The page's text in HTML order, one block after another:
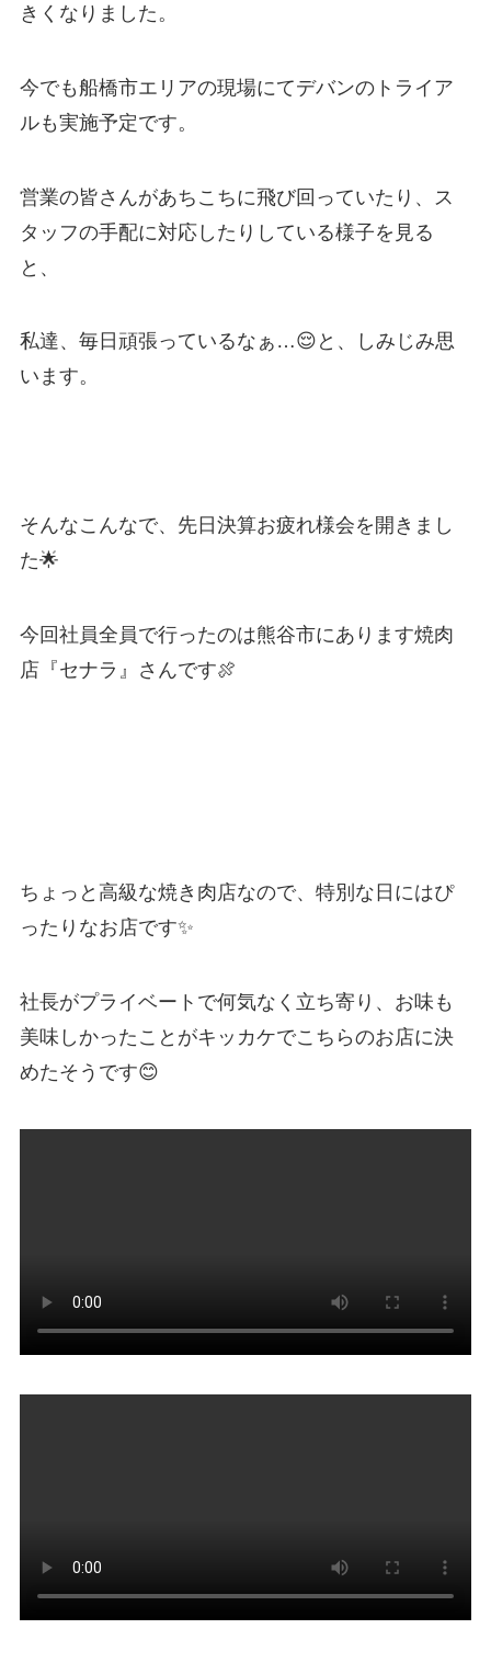
きくなりました。
今でも船橋市エリアの現場にてデバンのトライア
ルも実施予定です。
営業の皆さんがあちこちに飛び回っていたり、ス
タッフの手配に対応したりしている様子を見る
と、
私達、毎日頑張っているなぁ…😌と、しみじみ思
います。
そんなこんなで、先日決算お疲れ様会を開きまし
た🌟
今回社員全員で行ったのは熊谷市にあります焼肉
店『セナラ』さんです🍖
ちょっと高級な焼き肉店なので、特別な日にはぴ
ったりなお店です✨
社長がプライベートで何気なく立ち寄り、お味も
美味しかったことがキッカケでこちらのお店に決
めたそうです😊